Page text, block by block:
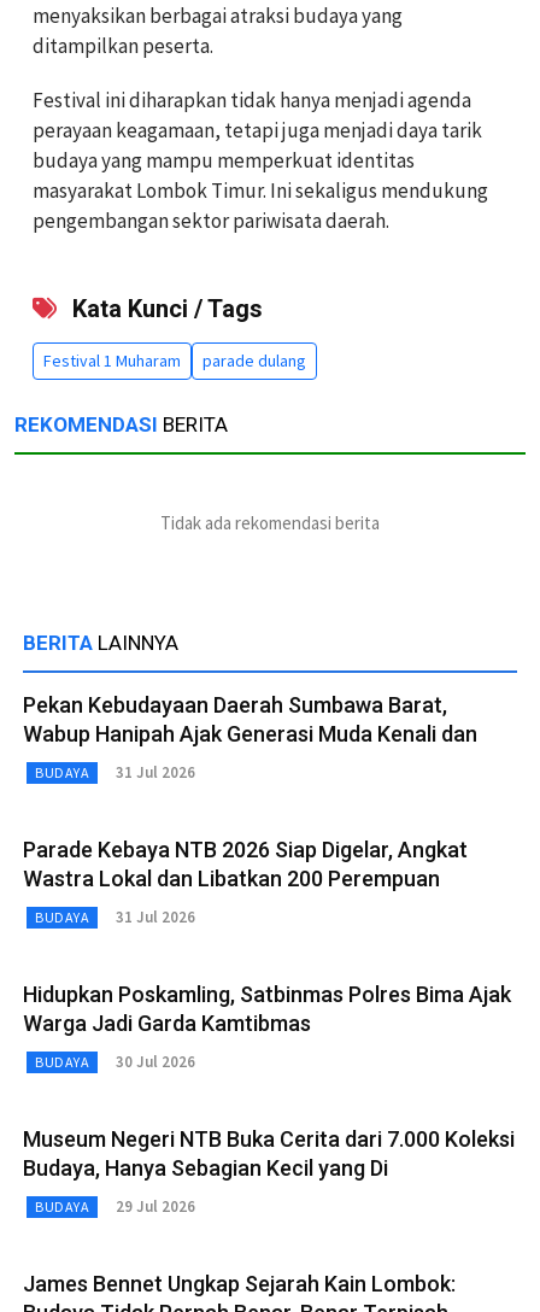
menyaksikan berbagai atraksi budaya yang
ditampilkan peserta.
Festival ini diharapkan tidak hanya menjadi agenda
perayaan keagamaan, tetapi juga menjadi daya tarik
budaya yang mampu memperkuat identitas
masyarakat Lombok Timur. Ini sekaligus mendukung
pengembangan sektor pariwisata daerah.
Kata Kunci / Tags
Festival 1 Muharam parade dulang
REKOMENDASI BERITA
Tidak ada rekomendasi berita
BERITA LAINNYA
Pekan Kebudayaan Daerah Sumbawa Barat,
Wabup Hanipah Ajak Generasi Muda Kenali dan
BUDAYA 31 Jul 2026
Parade Kebaya NTB 2026 Siap Digelar, Angkat
Wastra Lokal dan Libatkan 200 Perempuan
BUDAYA 31 Jul 2026
Hidupkan Poskamling, Satbinmas Polres Bima Ajak
Warga Jadi Garda Kamtibmas
BUDAYA 30 Jul 2026
Museum Negeri NTB Buka Cerita dari 7.000 Koleksi
Budaya, Hanya Sebagian Kecil yang Di
BUDAYA 29 Jul 2026
James Bennet Ungkap Sejarah Kain Lombok: